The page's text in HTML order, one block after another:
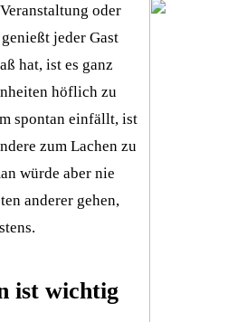
oder
jeder Gast
hat, ist es ganz
höflich zu
spontan einfällt, ist
zum Lachen zu
würde aber nie
anderer gehen,
ist wichtig